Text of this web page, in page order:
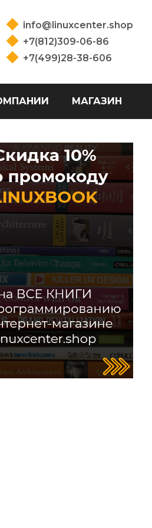
info@linuxcenter.shop
+7(812)309-06-86
+7(499)28-38-606
МАГАЗИН